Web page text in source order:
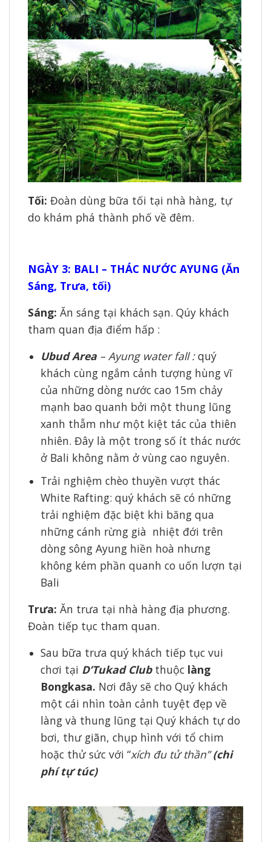
Tối: Đoàn dùng bữa tối tại nhà hàng, tự
do khám phá thành phố về đêm.
NGÀY 3: BALI – THÁC NƯỚC AYUNG (Ăn
Sáng, Trưa, tối)
Sáng: Ăn sáng tại khách sạn. Qúy khách
tham quan địa điểm hấp :
Ubud Area – Ayung water fall :quý
khách cùng ngắm cảnh tượng hùng vĩ
của những dòng nước cao 15m chảy
mạnh bao quanh bởi một thung lũng
xanh thẫm như một kiệt tác của thiên
nhiên. Đây là một trong số ít thác nước
ở Bali không nằm ở vùng cao nguyên.
Trải nghiệm chèo thuyền vượt thác
White Rafting: quý khách sẽ có những
trải nghiệm đặc biệt khi băng qua
những cánh rừng già nhiệt đới trên
dòng sông Ayung hiền hoà nhưng
không kém phần quanh co uốn lượn tại
Bali
Trưa: Ăn trưa tại nhà hàng địa phương.
Đoàn tiếp tục tham quan.
Sau bữa trưa quý khách tiếp tục vui
chơi tại D’Tukad Club thuộc làng
Bongkasa. Nơi đây sẽ cho Quý khách
một cái nhìn toàn cảnh tuyệt đẹp về
làng và thung lũng tại Quý khách tự do
bơi, thư giãn, chụp hình với tổ chim
hoặc thử sức với “xích đu tử thần”(chi
phí tựtúc)